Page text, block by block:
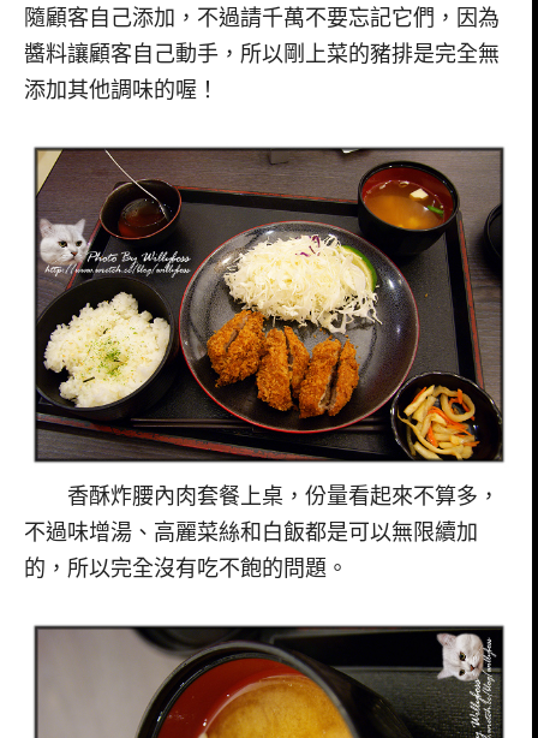
隨顧客自己添加，不過請千萬不要忘記它們，因為
醬料讓顧客自己動手，所以剛上菜的豬排是完全無
添加其他調味的喔！
香酥炸腰內肉套餐上桌，份量看起來不算多，
不過味增湯、高麗菜絲和白飯都是可以無限續加
的，所以完全沒有吃不飽的問題。